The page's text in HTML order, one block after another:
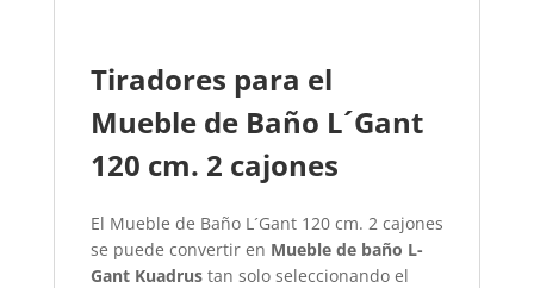
Tiradores para el
Mueble de Baño L´Gant
120 cm. 2 cajones
El Mueble de Baño L´Gant 120 cm. 2 cajones
se puede convertir en Mueble de baño L-
Gant Kuadrustan solo seleccionando el